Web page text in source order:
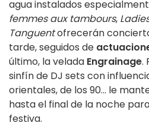
agua instalados
femmes aux tambours,
Tanguentofrecerán
tarde, seguidos de
último, la velada Engrainage.
sinfín de DJ sets con
orientales, de los 90... le
hasta el final de la noche
festiva.